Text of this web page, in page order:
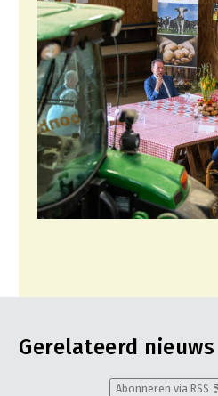
Gerelateerd nieuws
Abonneren via RSS